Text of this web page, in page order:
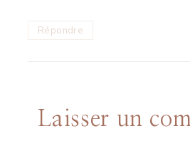
Répondre
Laisser un